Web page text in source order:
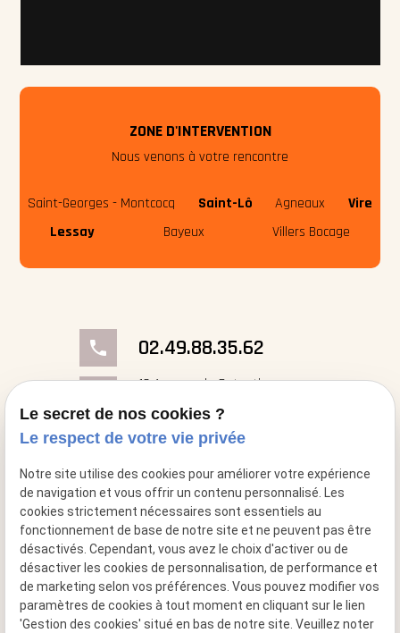
ZONE D'INTERVENTION
Nous venons à votre rencontre
Saint-Georges - Montcocq Saint-Lô Agneaux
Vire
Lessay
Bayeux Villers Bocage
phone 02.49.88.35.62
18 Avenue du Cotentin
50000 Saint-Georges- Montcocq
mail contact@cheminee-artflam.fr
Le secret de nos cookies ?
Le respect de votre vie privée
Notre site utilise des cookies pour améliorer votre expérience
de navigation et vous offrir un contenu personnalisé. Les
cookies strictement nécessaires sont essentiels au
fonctionnement de base de notre site et ne peuvent pas être
désactivés. Cependant, vous avez le choix d'activer ou de
désactiver les cookies de personnalisation, de performance et
de marketing selon vos préférences. Vous pouvez modifier vos
paramètres de cookies à tout moment en cliquant sur le lien
'Gestion des cookies' situé en bas de notre site. Veuillez noter